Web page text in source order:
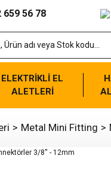
659 56 78
ELEKTRİKLİ EL
ALETLERİ
Metal Mini Fitting